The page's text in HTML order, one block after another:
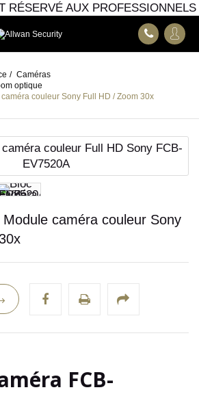
RÉSERVÉ AUX PROFESSIONNELS
/ Caméras
optique
couleur Sony Full HD / Zoom 30x
caméra couleur Sony
FCB-